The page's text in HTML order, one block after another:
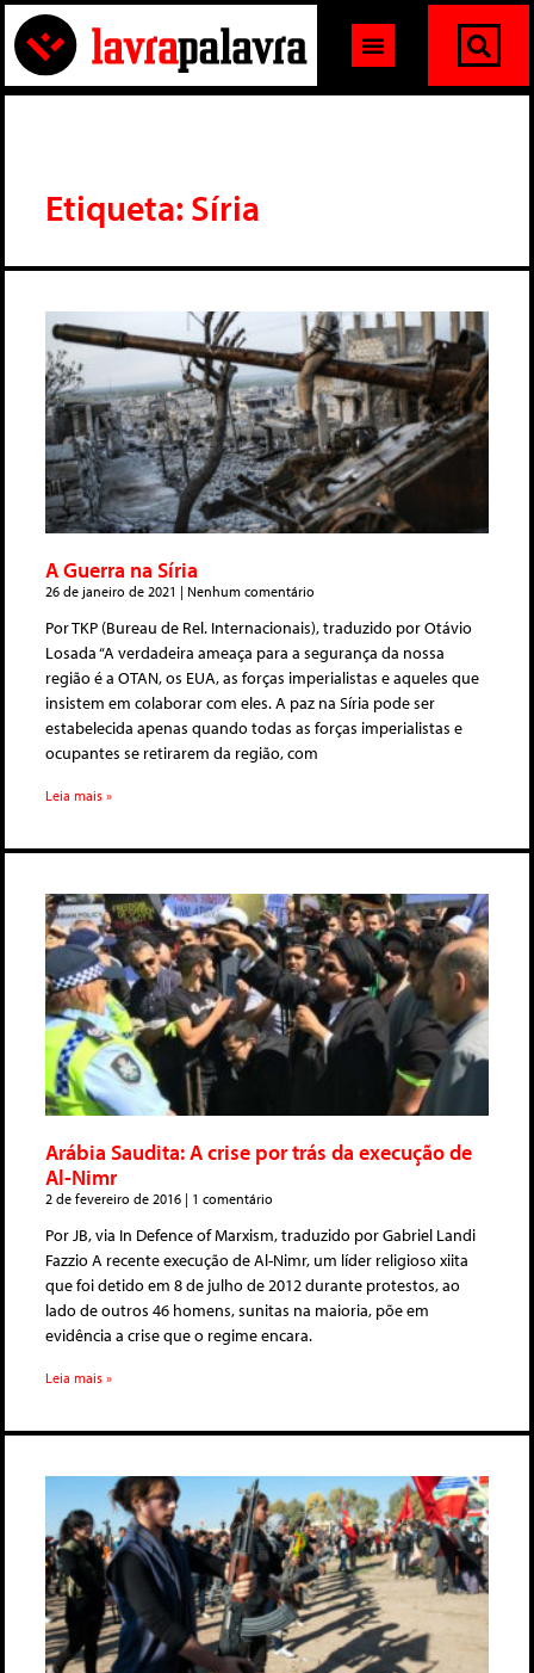
Etiqueta: Síria
A Guerra na Síria
26 de janeiro de 2021 Nenhum comentário
Por TKP (Bureau de Rel. Internacionais), traduzido por Otávio
Losada “A verdadeira ameaça para a segurança da nossa
região é a OTAN, os EUA, as forças imperialistas e aqueles que
insistem em colaborar com eles. A paz na Síria pode ser
estabelecida apenas quando todas as forças imperialistas e
ocupantes se retirarem da região, com
Leia mais »
Arábia Saudita: A crise por trás da execução de
Al-Nimr
2 de fevereiro de 2016 1 comentário
Por JB, via In Defence of Marxism, traduzido por Gabriel Landi
Fazzio A recente execução de Al-Nimr, um líder religioso xiita
que foi detido em 8 de julho de 2012 durante protestos, ao
lado de outros 46 homens, sunitas na maioria, põe em
evidência a crise que o regime encara.
Leia mais »